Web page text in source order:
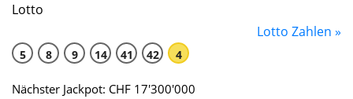
Lotto Zahlen »
5 8 9 14 41 42 4
Nächster Jackpot: CHF 17'300'000